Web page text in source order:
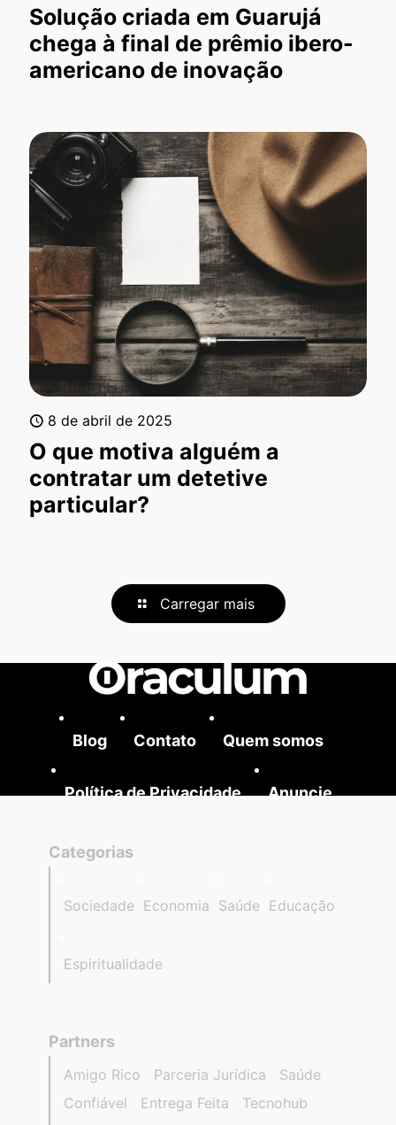
Solução criada em Guarujá
chega à final de prêmio ibero-
americano de inovação
8 de abril de 2025
O que motiva alguém a
contratar um detetive
particular?
Carregar mais
Blog Contato Quem somos
Política de Privacidade Anuncie
Categorias
Sociedade Economia Saúde Educação
Espiritualidade
Partners
Amigo Rico Parceria Jurídica
Saúde
Confiável
Entrega Feita
Tecnohub